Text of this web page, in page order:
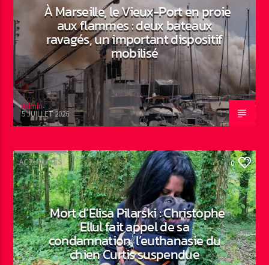
À Marseille, le Vieux-Port en proie
aux flammes : deux bateaux
ravagés, un important dispositif
mobilisé
Admin
5 JUILLET 2026
ACTUALITÉS 0
Mort d’Elisa Pilarski : Christophe
Ellul fait appel de sa
condamnation, l’euthanasie du
chien Curtis suspendue